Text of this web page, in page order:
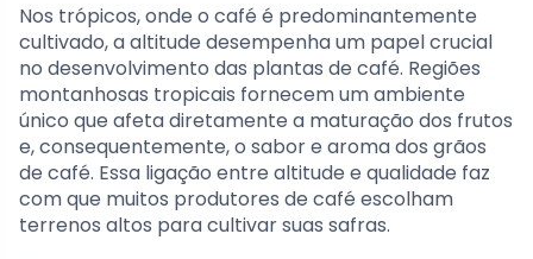
Nos trópicos, onde o café é predominantemente
cultivado, a altitude desempenha um papel crucial
no desenvolvimento das plantas de café. Regiões
montanhosas tropicais fornecem um ambiente
único que afeta diretamente a maturação dos frutos
e, consequentemente, o sabor e aroma dos grãos
de café. Essa ligação entre altitude e qualidade faz
com que muitos produtores de café escolham
terrenos altos para cultivar suas safras.